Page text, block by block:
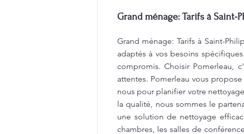
Grand ménage: Tarifs à Saint-
Grand ménage: Tarifs à Saint-
adaptés à vos besoins
compromis. Choisir Pomerleau,
attentes. Pomerleau vous
nous pour planifier votre
la qualité, nous sommes le
une solution de nettoyage
chambres, les salles de